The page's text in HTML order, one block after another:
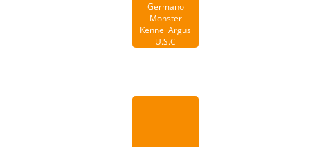
Germano
Monster
Kennel Argus
U.S.C